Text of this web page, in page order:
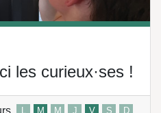
les curieux·ses !
L M M J V S D